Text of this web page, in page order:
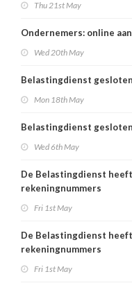
Thu 21st May
Ondernemers: online
Wed 20th May
Belastingdienst
Mon 18th May
Belastingdienst
Wed 6th May
De Belastingdienst
rekeningnummers
Fri 1st May
De Belastingdienst
rekeningnummers
Fri 1st May